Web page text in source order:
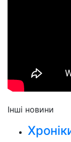
Інші новини